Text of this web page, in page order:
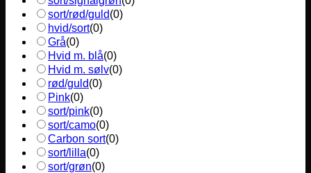
sort/rød/guld(0)
hvid/sort(0)
Grå(0)
Hvid m. blå(0)
Hvid m. sølv(0)
rød/guld(0)
Pink(0)
sort/pink(0)
sort/camo(0)
Carbon sort(0)
sort/lilla(0)
sort/grøn(0)